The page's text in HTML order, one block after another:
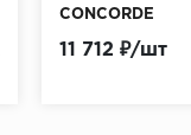
CONCORDE
11 712 ₽/шт